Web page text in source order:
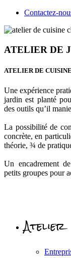
Contactez-
ATELIER DE
ATELIER DE
Une expérience
jardin est planté
des outils qu’il
La possibilité de
concrète, en
théorie, ¾ de
Un encadrement
petits groupes pour